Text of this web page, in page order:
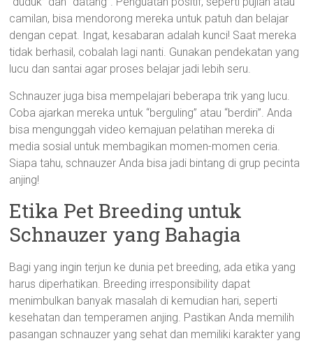
camilan, bisa mendorong mereka untuk patuh dan belajar
dengan cepat. Ingat, kesabaran adalah kunci! Saat mereka
tidak berhasil, cobalah lagi nanti. Gunakan pendekatan yang
lucu dan santai agar proses belajar jadi lebih seru.
Schnauzer juga bisa mempelajari beberapa trik yang lucu.
Coba ajarkan mereka untuk “berguling” atau “berdiri”. Anda
bisa mengunggah video kemajuan pelatihan mereka di
media sosial untuk membagikan momen-momen ceria.
Siapa tahu, schnauzer Anda bisa jadi bintang di grup pecinta
anjing!
Etika Pet Breeding untuk
Schnauzer yang Bahagia
Bagi yang ingin terjun ke dunia pet breeding, ada etika yang
harus diperhatikan. Breeding irresponsibility dapat
menimbulkan banyak masalah di kemudian hari, seperti
kesehatan dan temperamen anjing. Pastikan Anda memilih
pasangan schnauzer yang sehat dan memiliki karakter yang